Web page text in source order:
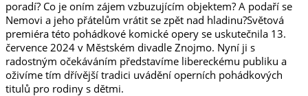
poradí? Co je oním zájem vzbuzujícím objektem? A podaří se
Nemovi a jeho přátelům vrátit se zpět nad hladinu?Světová
premiéra této pohádkové komické opery se uskutečnila 13.
července 2024 v Městském divadle Znojmo. Nyní ji s
radostným očekáváním představíme libereckému publiku a
oživíme tím dřívější tradici uvádění operních pohádkových
titulů pro rodiny s dětmi.